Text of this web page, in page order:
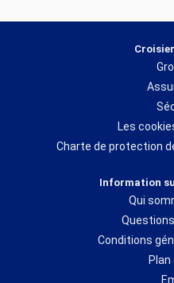
Les
Charte de protection
Information
Qui
Conditions